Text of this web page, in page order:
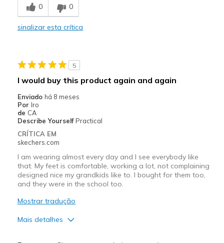
Contras
Wish they were step ins
Casual Wear
Sizing
View On Shoes
Shoes are for Wearing
0 0
sinalizar esta crítica
5
I would buy this product again and again
Enviado há 8 meses
Por Iro
de CA
Describe Yourself Practical
CRÍTICA EM
skechers.com
I am wearing almost every day and I see everybody like
that. My feet is comfortable, working a lot, not complaining
designed nice my grandkids like to. I bought for them too,
and they were in the school too.
Mostrar tradução
Mais detalhes